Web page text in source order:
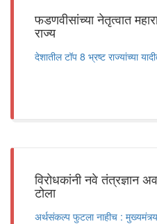
फडणवीसांच्या नेतृत्वात
राज्य
देशातील टॉप 8 भ्रष्ट राज्यांच्या
विरोधकांनी नवे तंत्रज्ञान
टोला
अर्थसंकल्प फुटला नाहीच :